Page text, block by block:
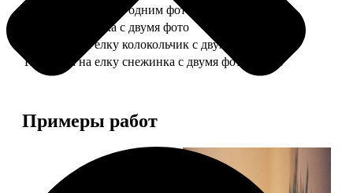
Шарик-шкатулка с одним фото
Шарик-шкатулка с двумя фото
Подвеска на елку колокольчик с двумя фото
Подвеска на елку снежинка с двумя фото
590
Примеры работ